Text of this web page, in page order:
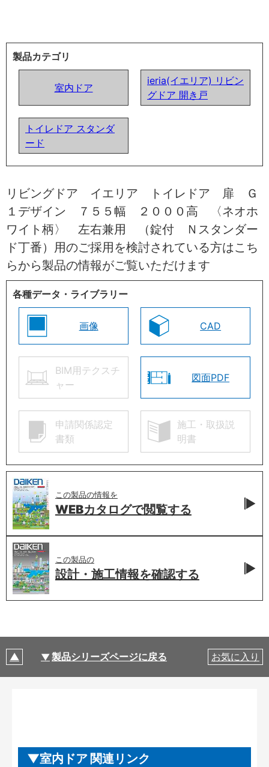
製品カテゴリ
室内ドア
ieria(イエリア) リビン
グドア 開き戸
トイレドア スタンダ
ード
リビングドア イエリア トイレドア 扉 Ｇ
１デザイン ７５５幅 ２０００高 〈ネオホ
ワイト柄〉 左右兼用 （錠付 Ｎスタンダー
ド丁番）用のご採用を検討されている方はこち
らから製品の情報がご覧いただけます
各種データ・ライブラリー
画像 CAD
BIM用テクスチ
ャー
図面PDF
申請関係認定
書類
施工・取扱説
明書
この製品の情報を
WEBカタログで閲覧する
この製品の
設計・施工情報を確認する
製品シリーズページに戻る お気に入り
室内ドア 関連リンク